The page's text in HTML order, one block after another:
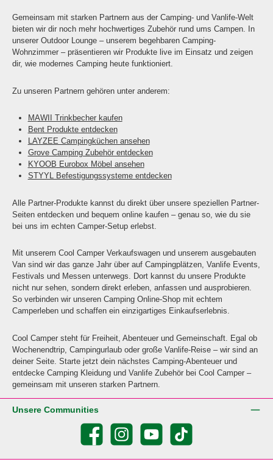
Gemeinsam mit starken Partnern aus der Camping- und Vanlife-Welt
bieten wir dir noch mehr hochwertiges Zubehör rund ums Campen. In
unserer Outdoor Lounge – unserem begehbaren Camping-
Wohnzimmer – präsentieren wir Produkte live im Einsatz und zeigen
dir, wie modernes Camping heute funktioniert.
Zu unseren Partnern gehören unter anderem:
MAWII Trinkbecher kaufen
Bent Produkte entdecken
LAYZEE Campingküchen ansehen
Grove Camping Zubehör entdecken
KYOOB Eurobox Möbel ansehen
STYYL Befestigungssysteme entdecken
Alle Partner-Produkte kannst du direkt über unsere speziellen Partner-
Seiten entdecken und bequem online kaufen – genau so, wie du sie
bei uns im echten Camper-Setup erlebst.
Mit unserem Cool Camper Verkaufswagen und unserem ausgebauten
Van sind wir das ganze Jahr über auf Campingplätzen, Vanlife Events,
Festivals und Messen unterwegs. Dort kannst du unsere Produkte
nicht nur sehen, sondern direkt erleben, anfassen und ausprobieren.
So verbinden wir unseren Camping Online-Shop mit echtem
Camperleben und schaffen ein einzigartiges Einkaufserlebnis.
Cool Camper steht für Freiheit, Abenteuer und Gemeinschaft. Egal ob
Wochenendtrip, Campingurlaub oder große Vanlife-Reise – wir sind an
deiner Seite. Starte jetzt dein nächstes Camping-Abenteuer und
entdecke Camping Kleidung und Vanlife Zubehör bei Cool Camper –
gemeinsam mit unseren starken Partnern.
Unsere Communities
Facebook Instagram YouTube TikTok